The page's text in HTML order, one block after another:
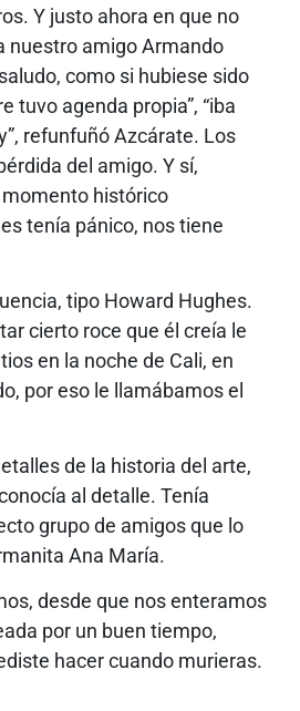
Y justo ahora en que no
nuestro amigo Armando
como si hubiese sido
tuvo agenda propia”, “iba
refunfuñó Azcárate. Los
del amigo. Y sí,
histórico
tenía pánico, nos tiene
tipo Howard Hughes.
cierto roce que él creía le
en la noche de Cali, en
por eso le llamábamos el
de la historia del arte,
al detalle. Tenía
grupo de amigos que lo
Ana María.
desde que nos enteramos
por un buen tiempo,
hacer cuando murieras.